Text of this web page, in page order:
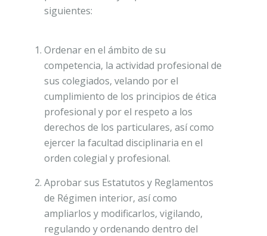
siguientes:
Ordenar en el ámbito de su
competencia, la actividad profesional de
sus colegiados, velando por el
cumplimiento de los principios de ética
profesional y por el respeto a los
derechos de los particulares, así como
ejercer la facultad disciplinaria en el
orden colegial y profesional.
Aprobar sus Estatutos y Reglamentos
de Régimen interior, así como
ampliarlos y modificarlos, vigilando,
regulando y ordenando dentro del